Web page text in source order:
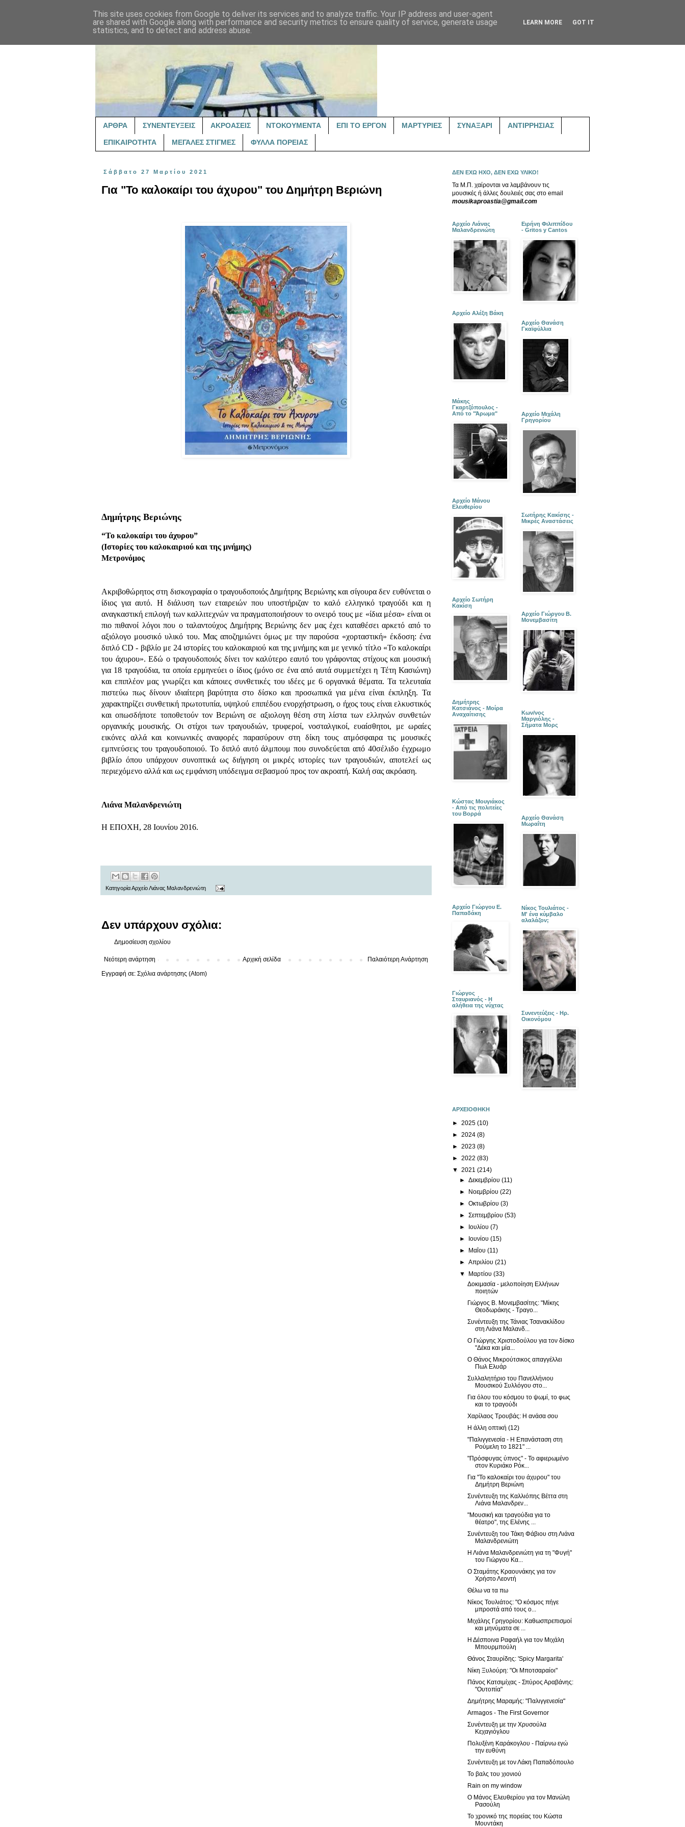
ΑΡΘΡΑ ΣΥΝΕΝΤΕΥΞΕΙΣ ΑΚΡΟΑΣΕΙΣ ΝΤΟΚΟΥΜΕΝΤΑ ΕΠΙ ΤΟ ΕΡΓΟΝ ΜΑΡΤΥΡΙΕΣ ΣΥΝΑΞΑΡΙ ΑΝΤΙΡΡΗΣΙΑΣ
ΕΠΙΚΑΙΡΟΤΗΤΑ ΜΕΓΑΛΕΣ ΣΤΙΓΜΕΣ ΦΥΛΛΑ ΠΟΡΕΙΑΣ
Σάββατο 27 Μαρτίου 2021
Για "Το καλοκαίρι του άχυρου" του Δημήτρη Βεριώνη
Δημήτρης Βεριώνης
“Το καλοκαίρι του άχυρου”
(Ιστορίες του καλοκαιριού και της μνήμης)
Μετρονόμος
Ακριβοθώρητος στη δισκογραφία ο τραγουδοποιός Δημήτρης Βεριώνης και σίγουρα δεν ευθύνεται ο
ίδιος για αυτό. Η διάλυση των εταιρειών που υποστήριζαν το καλό ελληνικό τραγούδι και η
αναγκαστική επιλογή των καλλιτεχνών να πραγματοποιήσουν το ονειρό τους με «ίδια μέσα» είναι οι
πιο πιθανοί λόγοι που ο ταλαντούχος Δημήτρης Βεριώνης δεν μας έχει καταθέσει αρκετό από το
αξιόλογο μουσικό υλικό του. Μας αποζημιώνει όμως με την παρούσα «χορταστική» έκδοση: ένα
διπλό CD - βιβλίο με 24 ιστορίες του καλοκαιριού και της μνήμης και με γενικό τίτλο «Το καλοκαίρι
του άχυρου». Εδώ ο τραγουδοποιός δίνει τον καλύτερο εαυτό του γράφοντας στίχους και μουσική
για 18 τραγούδια, τα οποία ερμηνεύει ο ίδιος (μόνο σε ένα από αυτά συμμετέχει η Τέτη Κασιώνη)
και επιπλέον μας γνωρίζει και κάποιες συνθετικές του ιδέες με 6 οργανικά θέματα. Τα τελευταία
πιστεύω πως δίνουν ιδιαίτερη βαρύτητα στο δίσκο και προσωπικά για μένα είναι έκπληξη. Τα
χαρακτηρίζει συνθετική πρωτοτυπία, υψηλού επιπέδου ενορχήστρωση, ο ήχος τους είναι ελκυστικός
και οπωσδήποτε τοποθετούν τον Βεριώνη σε αξιολογη θέση στη λίστα των ελληνών συνθετών
οργανικής μουσικής. Οι στίχοι των τραγουδιών, τρυφεροί, νοσταλγικοί, ευαίσθητοι, με ωραίες
εικόνες αλλά και κοινωνικές αναφορές παρασύρουν στη δίκη τους ατμόσφαιρα τις μουσικές
εμπνεύσεις του τραγουδοποιού. Το διπλό αυτό άλμπουμ που συνοδεύεται από 40σέλιδο έγχρωμο
βιβλίο όπου υπάρχουν συνοπτικά ως διήγηση οι μικρές ιστορίες των τραγουδιών, αποτελεί ως
περιεχόμενο αλλά και ως εμφάνιση υπόδειγμα σεβασμού προς τον ακροατή. Καλή σας ακρόαση.
Λιάνα Μαλανδρενιώτη
Η ΕΠΟΧΗ, 28 Ιουνίου 2016.
ΚατηγορίαΑρχείο Λιάνας Μαλανδρενιώτη
Δεν υπάρχουν σχόλια:
Δημοσίευση σχολίου
Νεότερη ανάρτηση Παλαιότερη Ανάρτηση
Αρχική σελίδα
Εγγραφή σε: Σχόλια ανάρτησης (Atom)
ΔΕΝ ΕΧΩ ΗΧΟ, ΔΕΝ ΕΧΩ ΥΛΙΚΟ!
Τα Μ.Π. χαίρονται να λαμβάνουν τις
μουσικές ή άλλες δουλειές σας στο email
mousikaproastia@gmail.com
Αρχείο Λιάνας
Μαλανδρενιώτη
Αρχείο Αλέξη Βάκη
Μάκης
Γκαρτζόπουλος -
Από το "Άρωμα"
Αρχείο Μάνου
Ελευθερίου
Αρχείο Σωτήρη
Κακίση
Δημήτρης
Κατσιάνος - Μοίρα
Αναχαίτισης
Κώστας Μουγιάκος
- Από τις πολιτείες
του Βορρά
Αρχείο Γιώργου Ε.
Παπαδάκη
Γιώργος
Σταυριανός - Η
αλήθεια της νύχτας
Ειρήνη Φιλιππίδου
- Gritos y Cantos
Αρχείο Θανάση
Γκαϊφύλλια
Αρχείο Μιχάλη
Γρηγορίου
Σωτήρης Κακίσης -
Μικρές Αναστάσεις
Αρχείο Γιώργου Β.
Μονεμβασίτη
Κων/νος
Μαργιόλης -
Σήματα Μορς
Αρχείο Θανάση
Μωραΐτη
Νίκος Τουλιάτος -
Μ' ένα κύμβαλο
αλαλάζον;
Συνεντεύξεις - Ηρ.
Οικονόμου
ΑΡΧΕΙΟΘΗΚΗ
► 2025 (10)
► 2024 (8)
► 2023 (8)
► 2022 (83)
▼ 2021 (214)
►Δεκεμβρίου(11)
► Νοεμβρίου(22)
►Οκτωβρίου(3)
►Σεπτεμβρίου(53)
► Ιουλίου(7)
► Ιουνίου(15)
► Μαΐου(11)
►Απριλίου(21)
▼ Μαρτίου(33)
Δοκιμασία - μελοποίηση Ελλήνων
ποιητών
Γιώργος Β. Μονεμβασίτης: "Μίκης
Θεοδωράκης - Τραγο...
Συνέντευξη της Τάνιας Τσανακλίδου
στη Λιάνα Μαλανδ...
Ο Γιώργης Χριστοδούλου για τον δίσκο
"Δέκα και μία...
Ο Θάνος Μικρούτσικος απαγγέλλει
Πωλ Ελυάρ
Συλλαλητήριο του Πανελλήνιου
Μουσικού Συλλόγου στο...
Για όλου του κόσμου το ψωμί, το φως
και το τραγούδι
Χαρίλαος Τρουβάς: Η ανάσα σου
Η άλλη οπτική (12)
"Παλιγγενεσία - Η Επανάσταση στη
Ρούμελη το 1821" ...
"Πρόσφυγας ύπνος" - Το αφιερωμένο
στον Κυριάκο Ρόκ...
Για "Το καλοκαίρι του άχυρου" του
Δημήτρη Βεριώνη
Συνέντευξη της Καλλιόπης Βέττα στη
Λιάνα Μαλανδρεν...
"Μουσική και τραγούδια για το
θέατρο", της Ελένης ...
Συνέντευξη του Τάκη Φάβιου στη Λιάνα
Μαλανδρενιώτη
Η Λιάνα Μαλανδρενιώτη για τη "Φυγή"
του Γιώργου Κα...
Ο Σταμάτης Κραουνάκης για τον
Χρήστο Λεοντή
Θέλω να τα πω
Νίκος Τουλιάτος: "Ο κόσμος πήγε
μπροστά από τους ο...
Μιχάλης Γρηγορίου: Καθωσπρεπισμοί
και μηνύματα σε ...
Η Δέσποινα Ραφαήλ για τον Μιχάλη
Μπουρμπούλη
Θάνος Σταυρίδης: 'Spicy Margarita'
Νίκη Ξυλούρη: "Οι Μποτσαραίοι"
Πάνος Κατσιμίχας - Σπύρος Αραβάνης:
"Ουτοπία"
Δημήτρης Μαραμής: "Παλιγγενεσία"
Armagos - The First Governor
Συνέντευξη με την Χρυσούλα
Κεχαγιόγλου
Πολυξένη Καράκογλου - Παίρνω εγώ
την ευθύνη
Συνέντευξη με τον Λάκη Παπαδόπουλο
Το βαλς του χιονιού
Rain on my window
Ο Μάνος Ελευθερίου για τον Μανώλη
Ρασούλη
Το χρονικό της πορείας του Κώστα
Μουντάκη
This site uses cookies from Google to deliver its services and to analyze traffic. Your IP address and user-agent
are shared with Google along with performance and security metrics to ensure quality of service, generate usage
statistics, and to detect and address abuse.
LEARN MORE GOT IT